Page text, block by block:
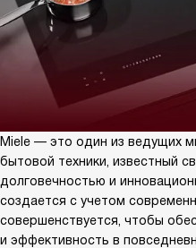
Miele — это один из ведущих
бытовой техники, известный
долговечностью и
создается с учетом
совершенствуется, чтобы
и эффективность в